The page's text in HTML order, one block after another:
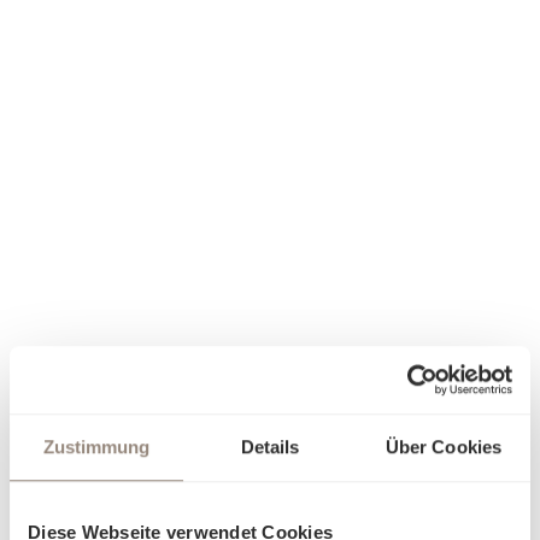
Zustimmung Details Über Cookies
Diese Webseite verwendet Cookies